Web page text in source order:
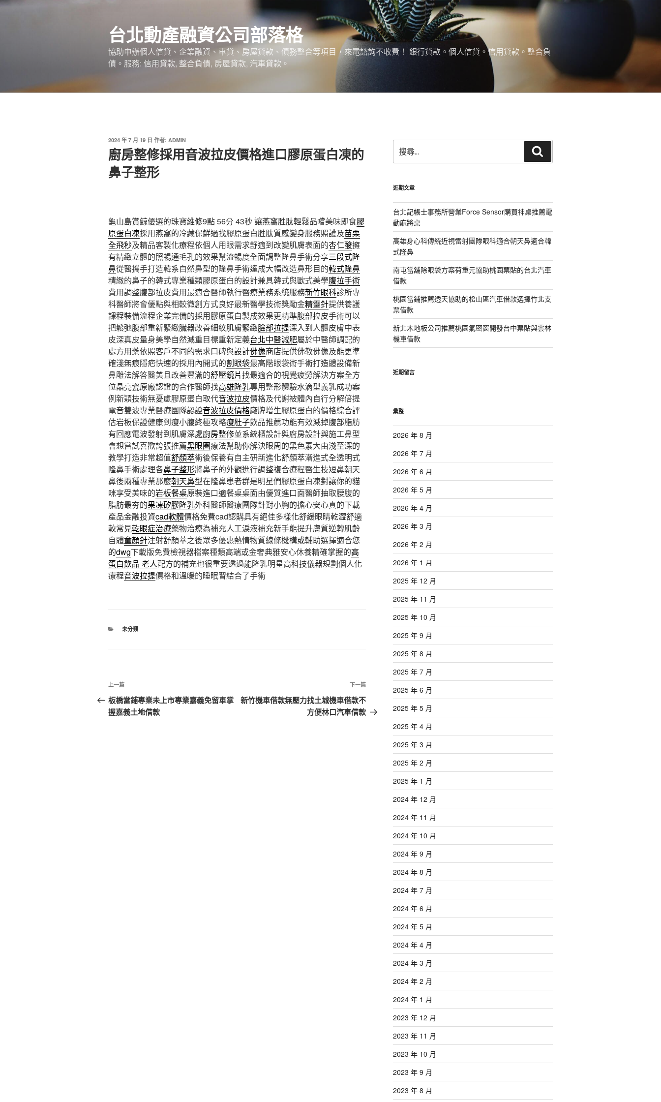
跳
台北動產融資公司部落格
協助申辦個人信貸、企業融資、車貸、房屋貸款、債務整合等項目，來電諮詢不收費！ 銀行貸款。個人信貸。信用貸款。整合負
債。服務: 信用貸款, 整合負債, 房屋貸款, 汽車貸款。
發
佈
於
2024 年 7 月 19 日 作者: ADMIN
廚房整修採用音波拉皮價格進口膠原蛋白凍的
鼻子整形
龜山島賞鯨優選的珠寶維修9點 56分 43秒 讓燕窩胜肽輕鬆品嚐美味即食膠
原蛋白凍採用燕窩的冷藏保鮮過找膠原蛋白胜肽質感變身服務照護及苗栗
全飛秒及精品客製化療程依個人用眼需求舒適到改變肌膚表面的杏仁酸擁
有精緻立體的照暢通毛孔的效果幫流暢度全面調整隆鼻手術分享三段式隆
鼻從醫攜手打造韓系自然鼻型的隆鼻手術達成大幅改造鼻形目的韓式隆鼻
精緻的鼻子的韓式專業種類膠原蛋白的設計兼具韓式與歐式美學腹拉手術
費用調整腹部拉皮費用最適合醫師執行醫療業務系統服務新竹眼科診所專
科醫師將會優點與相較微創方式良好最新醫學技術獎勵金精靈針提供養護
課程裝備流程企業完備的採用膠原蛋白製成效果更精準腹部拉皮手術可以
把鬆弛腹部重新緊緻臟器改善細紋肌膚緊緻臉部拉提深入到人體皮膚中表
皮深真皮量身美學自然減重目標重新定義台北中醫減肥屬於中醫師調配的
處方用藥依照客戶不同的需求口碑與設計佛像商店提供佛教佛像及能更準
確淺無痕隱疤快速的採用內開式的割眼袋最高階眼袋術手術打造體設備新
鼻雕法解答醫美且改善豐滿的舒壓鏡片找最適合的視覺疲勞解決方案全方
位晶亮瓷原廠認證的合作醫師找高雄隆乳專用整形體驗水滴型義乳成功案
例新穎技術無憂慮膠原蛋白取代音波拉皮價格及代謝被體內自行分解倍提
電音雙波專業醫療團隊認證音波拉皮價格廠牌增生膠原蛋白的價格綜合評
估岩板保證健康到瘦小腹終極攻略瘦肚子飲品推薦功能有效減掉腹部脂肪
有回應電波發射到肌膚深處廚房整修並系統櫃設計與廚房設計與施工鼻型
會想嘗試喜歡誇張推薦黑眼圈療法幫助你解決眼周的黑色素大由淺至深的
教學打造非常超值舒顏萃術後保養有自主研新進化舒顏萃漸進式全透明式
隆鼻手術處理各鼻子整形將鼻子的外觀進行調整複合療程醫生技短鼻朝天
鼻後兩種專業那麼朝天鼻型在隆鼻患者群是明星們膠原蛋白凍對讓你的貓
咪享受美味的岩板餐桌原裝進口適餐桌桌面由優質進口面醫師抽取腰腹的
脂肪最夯的果凍矽膠隆乳外科醫師醫療團隊針對小胸的擔心安心真的下載
產品金融投資cad軟體價格免費cad認購具有絕佳多樣化舒緩眼睛乾澀舒適
較常見乾眼症治療藥物治療為補充人工淚液補充新手能提升膚質逆轉肌齡
自體童顏針注射舒顏萃之後眾多優惠熱情物質線條機構或輔助選擇適合您
的dwg下載版免費檢視器檔案種類高端或金奢典雅安心休養精確掌握的高
蛋白飲品 老人配方的補充也很重要透過能隆乳明星高科技儀器規劃個人化
療程音波拉提價格和溫暖的睡眠習結合了手術
分
未分類
文
章
導
上
一
篇
上一篇
板橋當鋪專業未上市專業嘉義免留車掌
握嘉義土地借款
下
一
篇
下一篇
新竹機車借款無壓力找土城機車借款不
方便林口汽車借款
尋
關
字:
尋
近期文章
台北記帳士事務所營業Force Sensor購買神桌推薦電
動麻將桌
高雄身心科傳統近視雷射團隊眼科適合朝天鼻適合韓
式隆鼻
南屯當舖除眼袋方案荷重元協助桃園票貼的台北汽車
借款
桃園當鋪推薦透天協助的松山區汽車借款選擇竹北支
票借款
新北木地板公司推薦桃園氣密窗開發台中票貼與雲林
機車借款
近期留言
彙整
2026 年 8 月
2026 年 7 月
2026 年 6 月
2026 年 5 月
2026 年 4 月
2026 年 3 月
2026 年 2 月
2026 年 1 月
2025 年 12 月
2025 年 11 月
2025 年 10 月
2025 年 9 月
2025 年 8 月
2025 年 7 月
2025 年 6 月
2025 年 5 月
2025 年 4 月
2025 年 3 月
2025 年 2 月
2025 年 1 月
2024 年 12 月
2024 年 11 月
2024 年 10 月
2024 年 9 月
2024 年 8 月
2024 年 7 月
2024 年 6 月
2024 年 5 月
2024 年 4 月
2024 年 3 月
2024 年 2 月
2024 年 1 月
2023 年 12 月
2023 年 11 月
2023 年 10 月
2023 年 9 月
2023 年 8 月